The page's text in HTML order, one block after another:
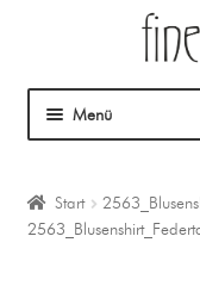
Menü
Mein Angebot
Start